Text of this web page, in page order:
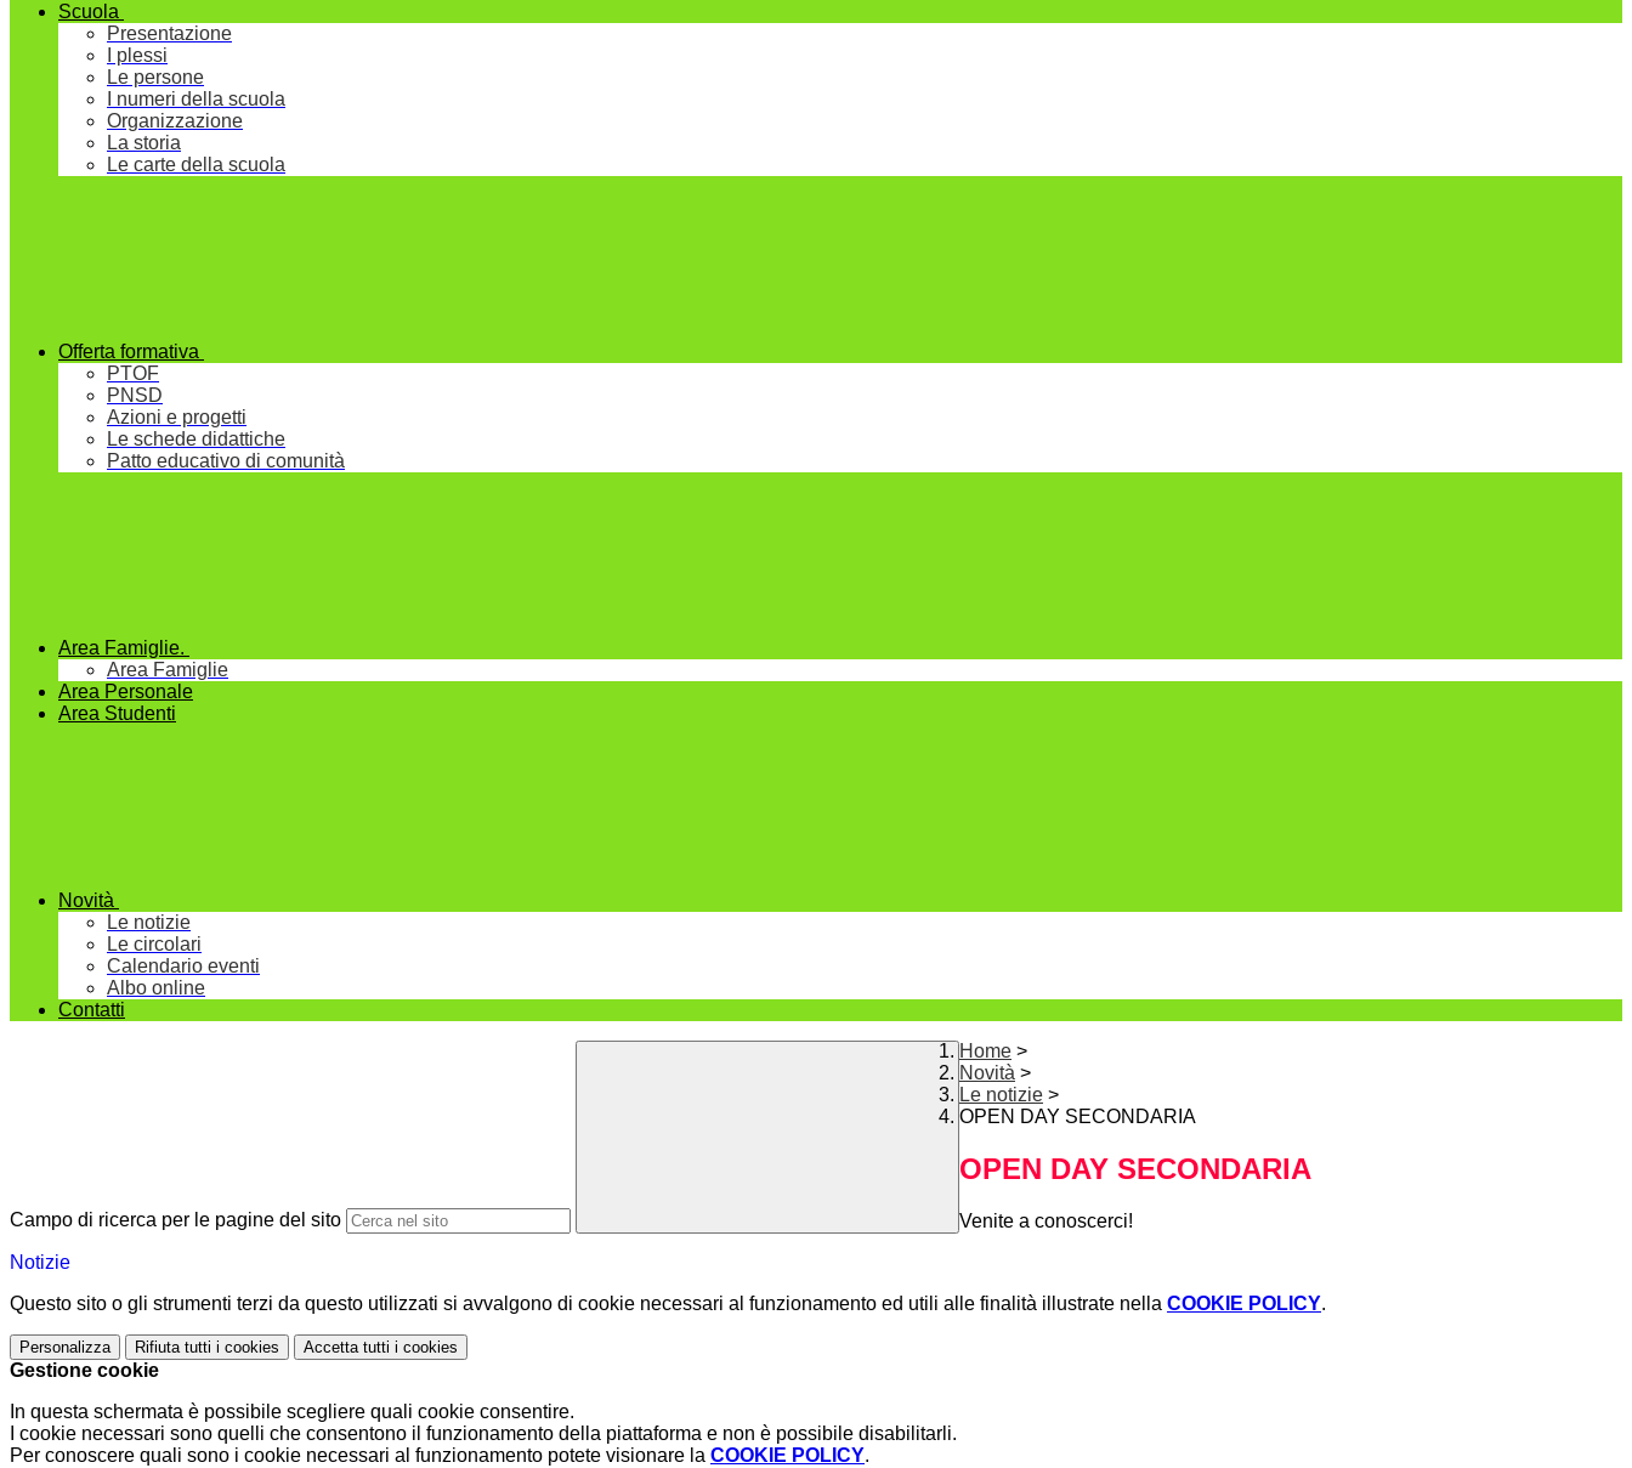
Scuola
Presentazione
I plessi
Le persone
I numeri della scuola
Organizzazione
La storia
Le carte della scuola
Offerta formativa
PTOF
PNSD
Azioni e progetti
Le schede didattiche
Patto educativo di comunità
Area Famiglie.
Area Famiglie
Area Personale
Area Studenti
Novità
Le notizie
Le circolari
Calendario eventi
Albo online
Contatti
Campo di ricerca per le pagine del sito
Home >
Novità >
Le notizie >
OPEN DAY SECONDARIA
OPEN DAY SECONDARIA
Venite a conoscerci!
Notizie
Questo sito o gli strumenti terzi da questo utilizzati si avvalgono di cookie necessari al funzionamento ed utili alle finalità illustrate nella COOKIE POLICY.
Personalizza Rifiuta tutti i cookies Accetta tutti i cookies
Gestione cookie
In questa schermata è possibile scegliere quali cookie consentire.
I cookie necessari sono quelli che consentono il funzionamento della piattaforma e non è possibile disabilitarli.
Per conoscere quali sono i cookie necessari al funzionamento potete visionare la COOKIE POLICY.